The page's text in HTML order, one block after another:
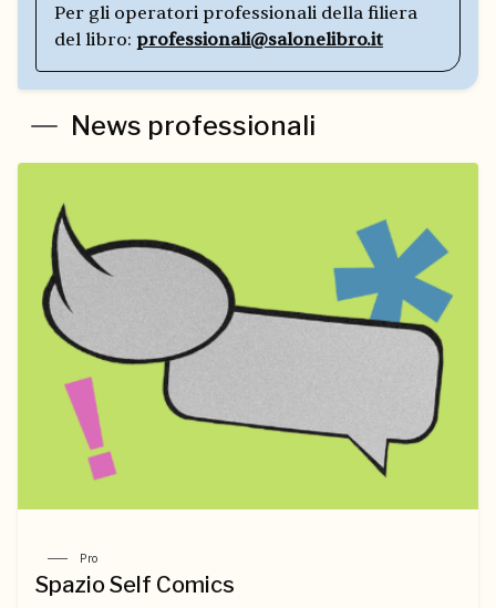
Per gli operatori professionali della filiera
del libro: professionali@salonelibro.it
News professionali
Pro
Spazio Self Comics